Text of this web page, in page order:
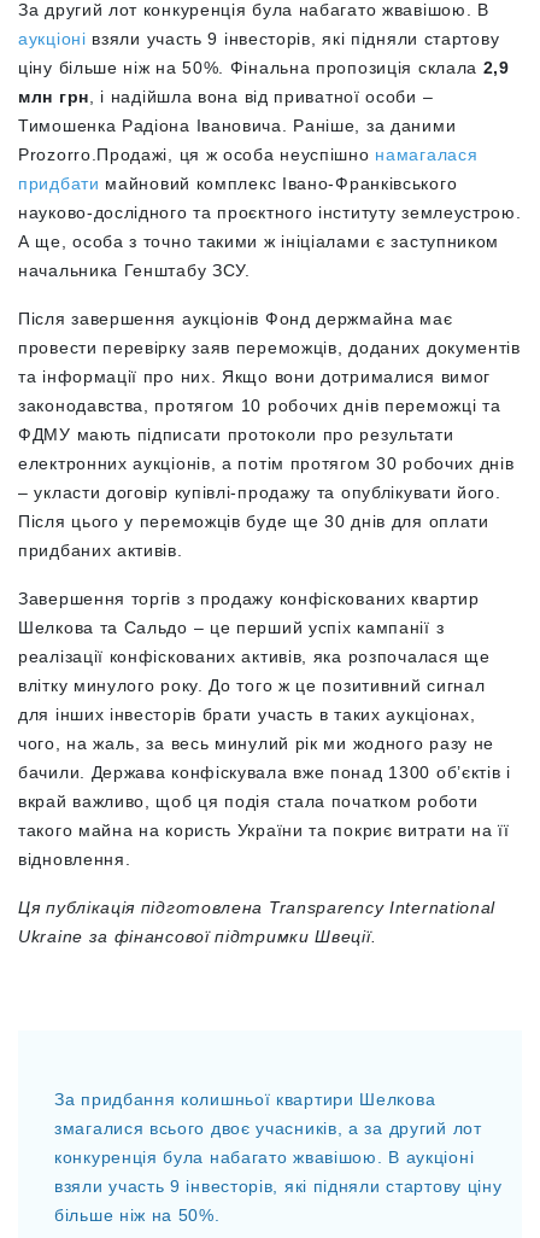
За другий лот конкуренція була набагато жвавішою. В
аукціоні взяли участь 9 інвесторів, які підняли стартову
ціну більше ніж на 50%. Фінальна пропозиція склала 2,9
млн грн , і надійшла вона від приватної особи –
Тимошенка Радіона Івановича. Раніше, за даними
Prozorro.Продажі, ця ж особа неуспішно намагалася
придбати майновий комплекс Івано-Франківського
науково-дослідного та проєктного інституту землеустрою.
А ще, особа з точно такими ж ініціалами є заступником
начальника Генштабу ЗСУ.
Після завершення аукціонів Фонд держмайна має
провести перевірку заяв переможців, доданих документів
та інформації про них. Якщо вони дотрималися вимог
законодавства, протягом 10 робочих днів переможці та
ФДМУ мають підписати протоколи про результати
електронних аукціонів, а потім протягом 30 робочих днів
– укласти договір купівлі-продажу та опублікувати його.
Після цього у переможців буде ще 30 днів для оплати
придбаних активів.
Завершення торгів з продажу конфіскованих квартир
Шелкова та Сальдо – це перший успіх кампанії з
реалізації конфіскованих активів, яка розпочалася ще
влітку минулого року. До того ж це позитивний сигнал
для інших інвесторів брати участь в таких аукціонах,
чого, на жаль, за весь минулий рік ми жодного разу не
бачили. Держава конфіскувала вже понад 1300 об’єктів і
вкрай важливо, щоб ця подія стала початком роботи
такого майна на користь України та покриє витрати на її
відновлення.
Ця публікація підготовлена Transparency International
Ukraine за фінансової підтримки Швеції.
За придбання колишньої квартири Шелкова
змагалися всього двоє учасників, а за другий лот
конкуренція була набагато жвавішою. В аукціоні
взяли участь 9 інвесторів, які підняли стартову ціну
більше ніж на 50%.